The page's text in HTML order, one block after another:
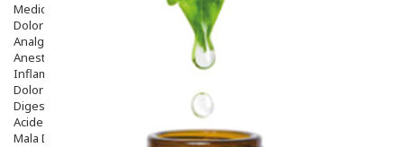
Medicamentos
Dolor E Inflamación
Analgésicos
Anestésicos
Inflamación Articulaciones
Dolor Muscular / Articular
Digestivo
Acidez, Gases Y Ardores
Mala Digestion